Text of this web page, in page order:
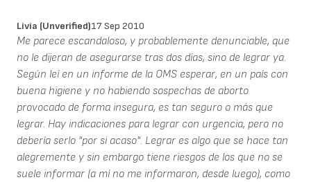
Livia (unverified)17 Sep 2010
Me parece escandaloso, y probablemente denunciable, que
no le dijeran de asegurarse tras dos días, sino de legrar ya.
Según leí en un informe de la OMS esperar, en un país con
buena higiene y no habiendo sospechas de aborto
provocado de forma insegura, es tan seguro o más que
legrar. Hay indicaciones para legrar con urgencia, pero no
debería serlo "por si acaso". Legrar es algo que se hace tan
alegremente y sin embargo tiene riesgos de los que no se
suele informar (a mí no me informaron, desde luego), como